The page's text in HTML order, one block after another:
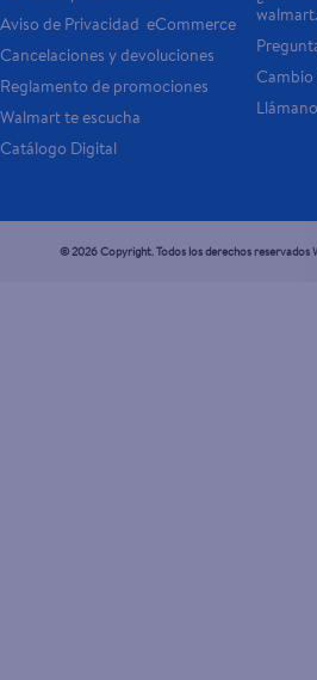
Aviso de Privacidad  eCommerce
Cancelaciones y devoluciones
Reglamento de promociones
Walmart te escucha
Catálogo Digital
Cambio
© 2026 Copyright. Todos los derechos